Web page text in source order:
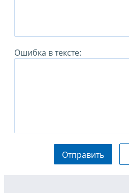
Ошибка в тексте:
Отправить